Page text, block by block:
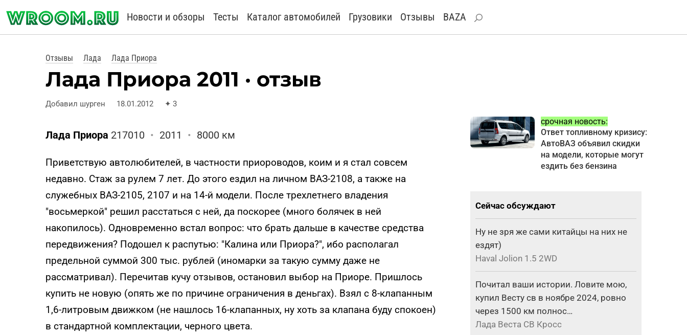
Новости и обзоры Тесты Каталог автомобилей Грузовики Отзывы BAZA
Отзывы Лада Лада Приора
Лада Приора 2011 · отзыв
Добавил шурген 18.01.2012 ✦ 3
Лада Приора 217010 • 2011 • 8000 км
Приветствую автолюбителей, в частности приороводов, коим и я стал совсем
недавно. Стаж за рулем 7 лет. До этого ездил на личном ВАЗ-2108, а также на
служебных ВАЗ-2105, 2107 и на 14-й модели. После трехлетнего владения
"восьмеркой" решил расстаться с ней, да поскорее (много болячек в ней
накопилось). Одновременно встал вопрос: что брать дальше в качестве средства
передвижения? Подошел к распутью: "Калина или Приора?", ибо располагал
предельной суммой 300 тыс. рублей (иномарки за такую сумму даже не
рассматривал). Перечитав кучу отзывов, остановил выбор на Приоре. Пришлось
купить не новую (опять же по причине ограничения в деньгах). Взял с 8-клапанным
1,6-литровым движком (не нашлось 16-клапанных, ну хоть за клапана буду спокоен)
в стандартной комплектации, черного цвета.
срочная новость:
Ответ топливному кризису:
АвтоВАЗ объявил скидки
на модели, которые могут
ездить без бензина
Сейчас обсуждают
Ну не зря же сами китайцы на них не
ездят)
Haval Jolion 1.5 2WD
Почитал ваши истории. Ловите мою,
купил Весту св в ноябре 2024, ровно
через 1500 км полнос…
Лада Веста СВ Кросс